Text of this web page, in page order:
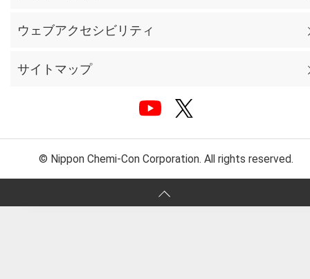
ウェブアクセシビリティ
サイトマップ
© Nippon Chemi-Con Corporation. All rights reserved.